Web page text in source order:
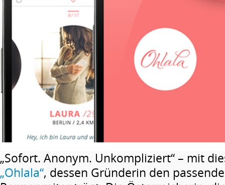
„Sofort. Anonym. Unkompliziert“ – mit
„Ohlala“, dessen Gründerin den